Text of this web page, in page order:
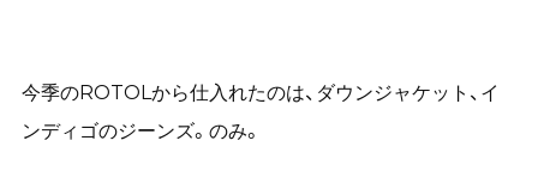
今季のROTOLから仕入れたのは、ダウンジャケット、イ
ンディゴのジーンズ。のみ。